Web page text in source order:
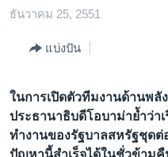
ไป
ไป
การ
ค้นหา
ไทย
ธุรกิจ
สังคมและสุขภาพ
ไลฟ์สไตล์
ธันวาคม 25, 2551
แบ่งปัน
ในการเปิดตัวทีมงานด้านพลั
ประธานาธิบดีโอบาม่าย้ำว่า
ทำงานของรัฐบาลสหรัฐชุดต่